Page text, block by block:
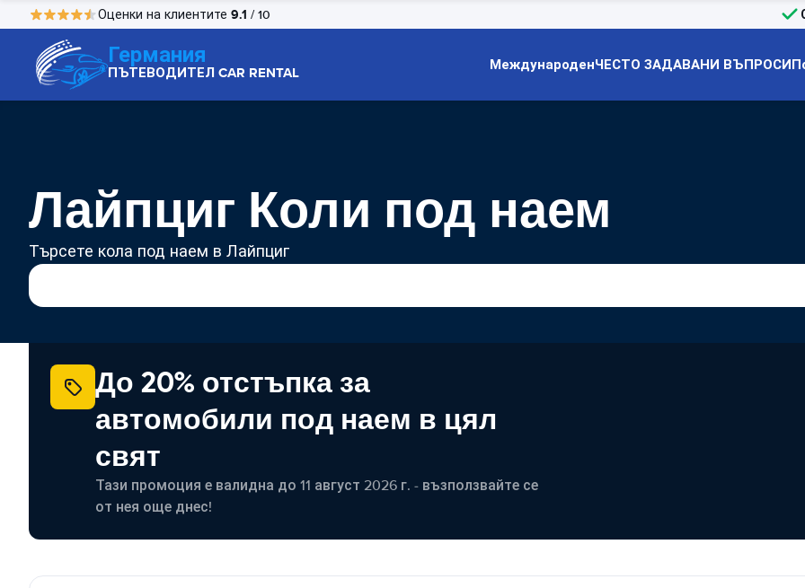
Оценки на клиентите 9.1 / 10
Германия
ПЪТЕВОДИТЕЛ CAR RENTAL МеждународенЧЕСТО ЗАДАВАНИ ВЪПРОСИ
Лайпциг Коли под наем
Търсете кола под наем в Лайпциг
До 20% отстъпка за
автомобили под наем в цял
свят
Тази промоция е валидна до 11 август 2026 г. - възползвайте се
от нея още днес!